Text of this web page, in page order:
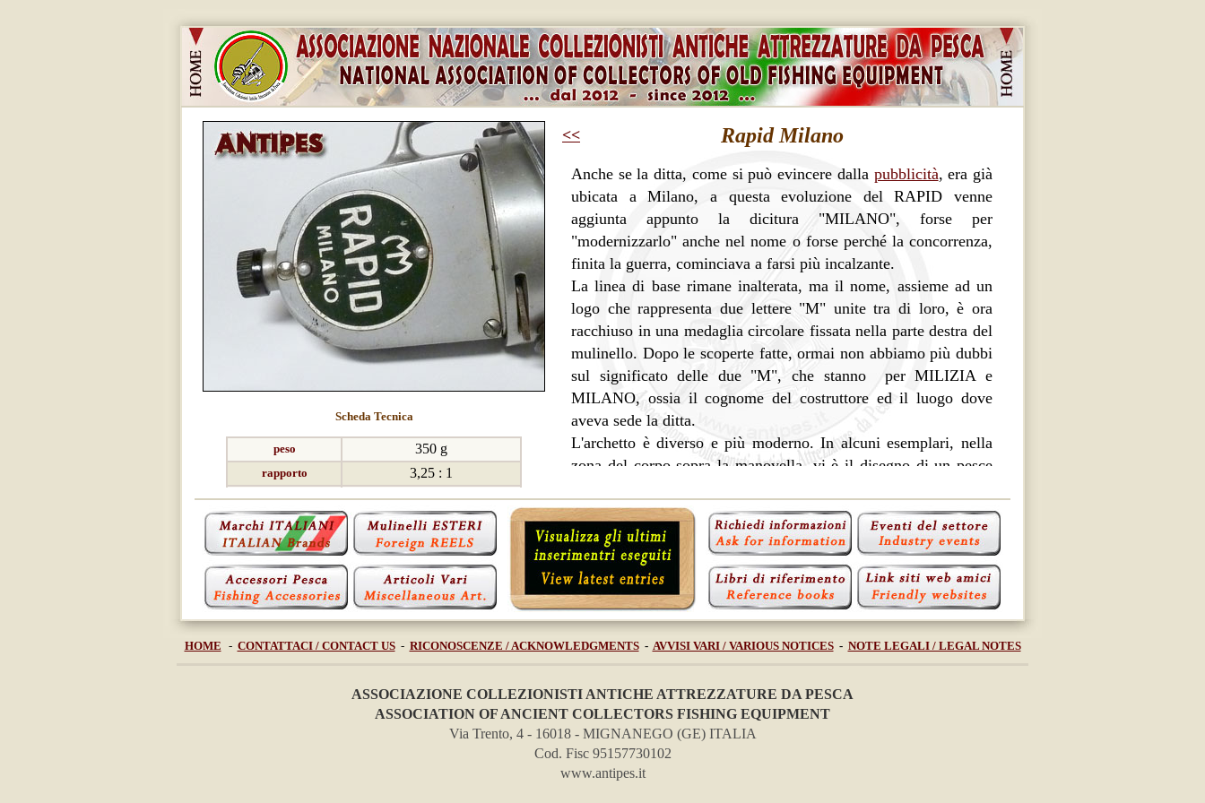
<< Rapid Milano
Anche se la ditta, come si può evincere dalla pubblicità, era già
ubicata a Milano, a questa evoluzione del RAPID venne
aggiunta appunto la dicitura "MILANO", forse per
"modernizzarlo" anche nel nome o forse perché la concorrenza,
finita la guerra, cominciava a farsi più incalzante.
La linea di base rimane inalterata, ma il nome, assieme ad un
logo che rappresenta due lettere "M" unite tra di loro, è ora
racchiuso in una medaglia circolare fissata nella parte destra del
mulinello. Dopo le scoperte fatte, ormai non abbiamo più dubbi
sul significato delle due "M", che stanno per MILIZIA e
MILANO, ossia il cognome del costruttore ed il luogo dove
aveva sede la ditta.
L'archetto è diverso e più moderno. In alcuni esemplari, nella
zona del corpo sopra la manovella, vi è il disegno di un pesce
Ma la cosa più sorprendente è la presenza (tuttavia da me
rilevata in un solo esemplare, ma probabilmente originale) di
una levetta posizionata sotto la girante, che ne comanda il
meccanismo antiritorno, ben visibile nelle foto allegate.
Vedi anche:
RAPID -archetto intero
Scheda Tecnica
peso 350 g
rapporto 3,25 : 1
ingranaggi conici
anti-ritorno non sempre presente
bobina materiale plastico
colore non verniciato
note raro
HOME - CONTATTACI / CONTACT US- RICONOSCENZE / ACKNOWLEDGMENTS- AVVISI VARI / VARIOUS NOTICES- NOTE LEGALI / LEGAL NOTES
ASSOCIAZIONE COLLEZIONISTI ANTICHE ATTREZZATURE DA PESCA
ASSOCIATION OF ANCIENT COLLECTORS FISHING EQUIPMENT
Via Trento, 4 - 16018 - MIGNANEGO (GE) ITALIA
Cod. Fisc 95157730102
www.antipes.it